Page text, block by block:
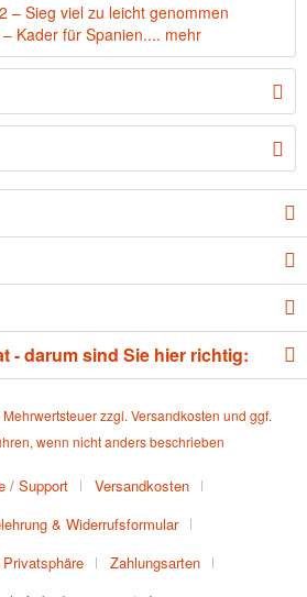
– Sieg viel zu leicht genommen
Kader für Spanien.... mehr
- darum sind Sie hier richtig:
zzgl. Versandkosten und ggf.
wenn nicht anders beschrieben
/ Support
Versandkosten
& Widerrufsformular
Zahlungsarten